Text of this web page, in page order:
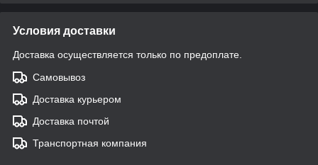
Условия доставки
Доставка осуществляется только по предоплате.
Самовывоз
Доставка курьером
Доставка почтой
Транспортная компания